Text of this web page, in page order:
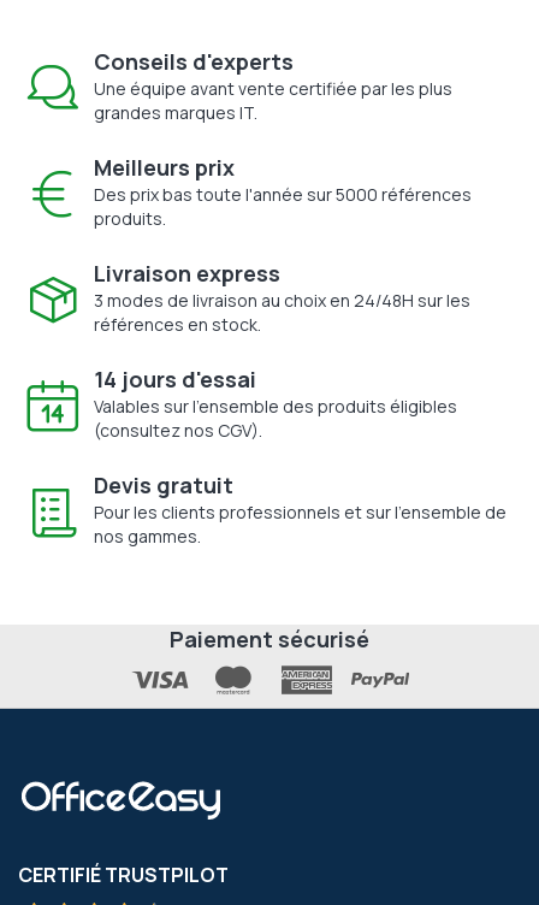
Conseils d'experts
Une équipe avant vente certifiée par les plus
grandes marques IT.
Meilleurs prix
Des prix bas toute l'année sur 5000 références
produits.
Livraison express
3 modes de livraison au choix en 24/48H sur les
références en stock.
14 jours d'essai
Valables sur l'ensemble des produits éligibles
(consultez nos CGV).
Devis gratuit
Pour les clients professionnels et sur l'ensemble de
nos gammes.
Paiement sécurisé
CERTIFIÉ TRUSTPILOT